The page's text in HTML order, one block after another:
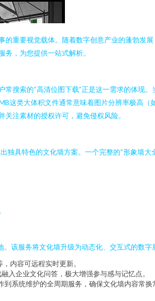
重要视觉载体。随着数字创意产业的蓬勃发
，为您提供一站式解析。
搜索的“高清位图下载”正是这一需求的体现
这类大体积文件通常意味着图片分辨率极高
注素材的授权许可，避免侵权风险。
具特色的文化墙方案。一个完整的“形象墙大
该服务将文化墙升级为动态化、交互式的数字
内容可远程实时更新。
入企业文化问答，极大增强参与感与记忆点。
系统维护的全周期服务，确保文化墙内容常换